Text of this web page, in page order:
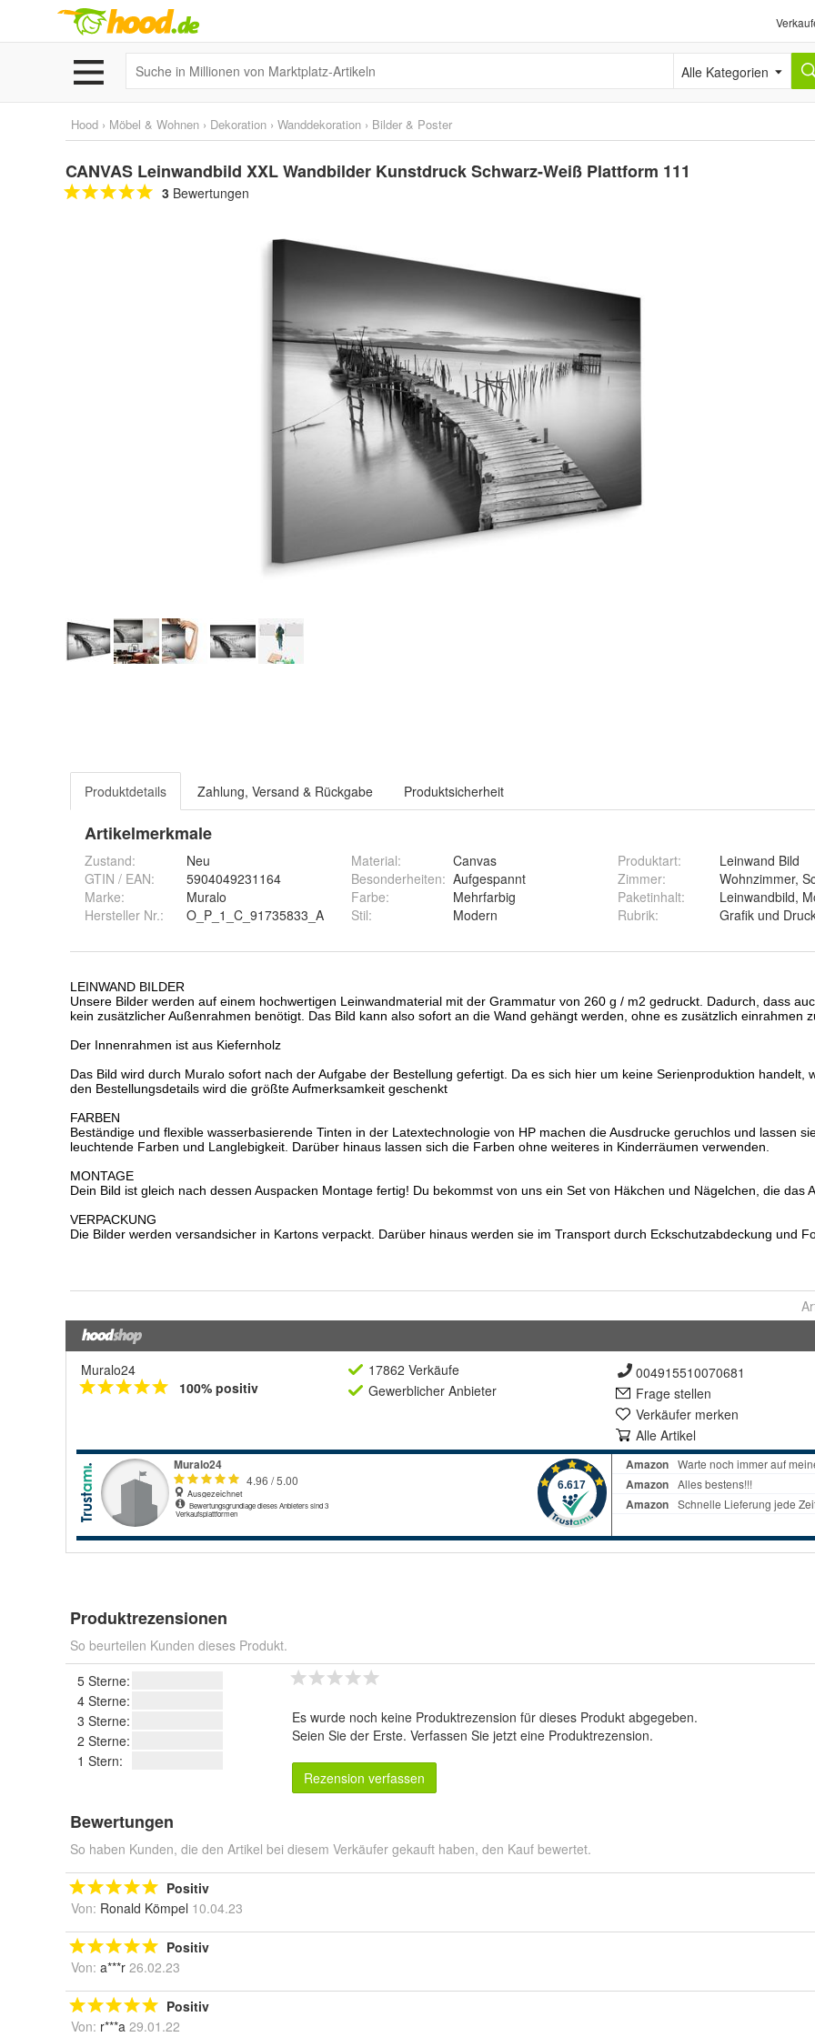
Alle Kategorien
Hood › Möbel & Wohnen › Dekoration › Wanddekoration › Bilder & Poster
CANVAS Leinwandbild XXL Wandbilder Kunstdruck Schwarz-Weiß Plattform 111
3 Bewertungen
Produktdetails Zahlung, Versand & Rückgabe Produktsicherheit
Artikelmerkmale
Zustand:
Neu
GTIN / EAN:
5904049231164
Marke:
Muralo
Hersteller Nr.:
O_P_1_C_91735833_A
Material:
Canvas
Besonderheiten: Aufgespannt
Farbe:
Mehrfarbig
Stil: Modern
Produktart:
Leinwand Bild
Zimmer:
Wohnzimmer,
Paketinhalt:
Leinwandbild,
Rubrik: Grafik und
Muralo24
100% positiv
17862 Verkäufe
Gewerblicher Anbieter
004915510070681
Frage stellen
Verkäufer merken
Alle Artikel
Produktrezensionen
So beurteilen Kunden dieses Produkt.
5 Sterne:
4 Sterne:
3 Sterne:
2 Sterne:
1 Stern:
Es wurde noch keine Produktrezension für dieses Produkt abgegeben.
Seien Sie der Erste. Verfassen Sie jetzt eine Produktrezension.
Rezension verfassen
Bewertungen
So haben Kunden, die den Artikel bei diesem Verkäufer gekauft haben, den Kauf bewertet.
Positiv
Von: Ronald Kömpel 10.04.23
Positiv
Von: a***r 26.02.23
Positiv
Von: r***a 29.01.22